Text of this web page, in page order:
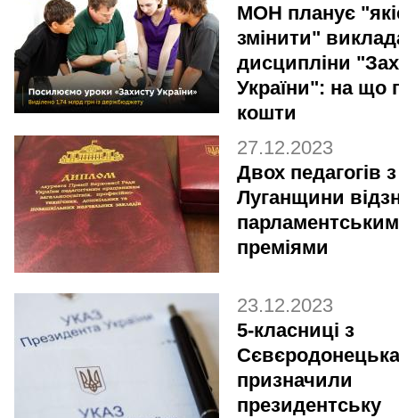
МОН планує
змінити"
дисципліни
України": на що
кошти
27.12.2023
Двох педагогів з
Луганщини
преміями
23.12.2023
5-класниці з
Сєвєродонецька
призначили
президентську